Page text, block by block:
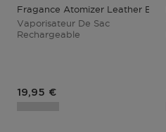
Fragance Atomizer Leather Blue
Vaporisateur De Sac
Rechargeable
Prix du produit
19,95 €